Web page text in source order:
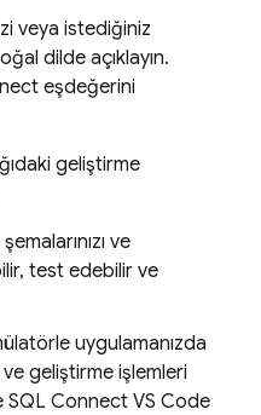
veya istediğiniz
dilde açıklayın.
eşdeğerini
geliştirme
ve
test edebilir ve
uygulamanızda
geliştirme işlemleri
SQL Connect VS Code